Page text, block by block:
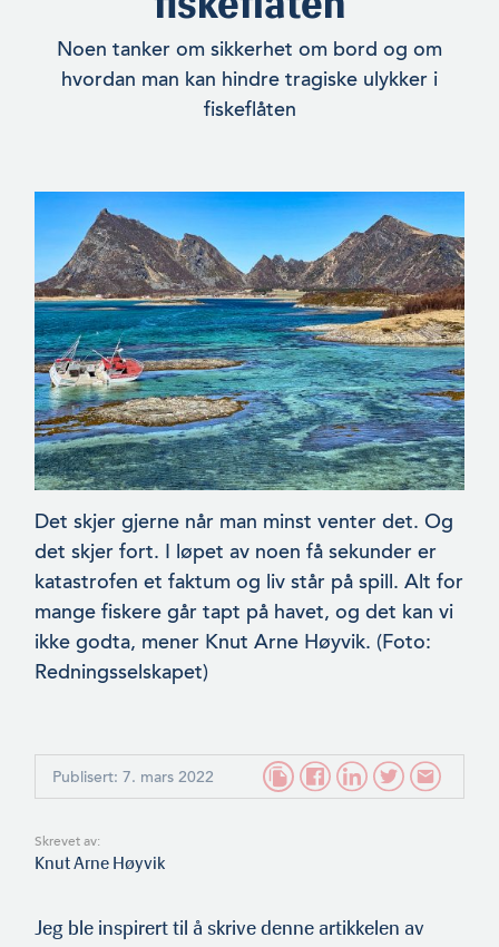
Noen tanker om sikkerhet om bord og om
hvordan man kan hindre tragiske ulykker i
fiskeflåten
Det skjer gjerne når man minst venter det. Og
det skjer fort. I løpet av noen få sekunder er
katastrofen et faktum og liv står på spill. Alt for
mange fiskere går tapt på havet, og det kan vi
ikke godta, mener Knut Arne Høyvik. (Foto:
Redningsselskapet)
Publisert: 7. mars 2022
Skrevet av:
Knut Arne Høyvik
Jeg ble inspirert til å skrive denne artikkelen av